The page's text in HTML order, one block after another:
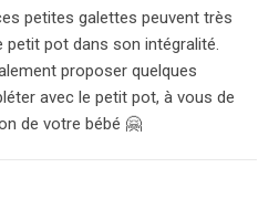
petites galettes peuvent très
petit pot dans son intégralité.
proposer quelques
avec le petit pot, à vous de
de votre bébé 🤗